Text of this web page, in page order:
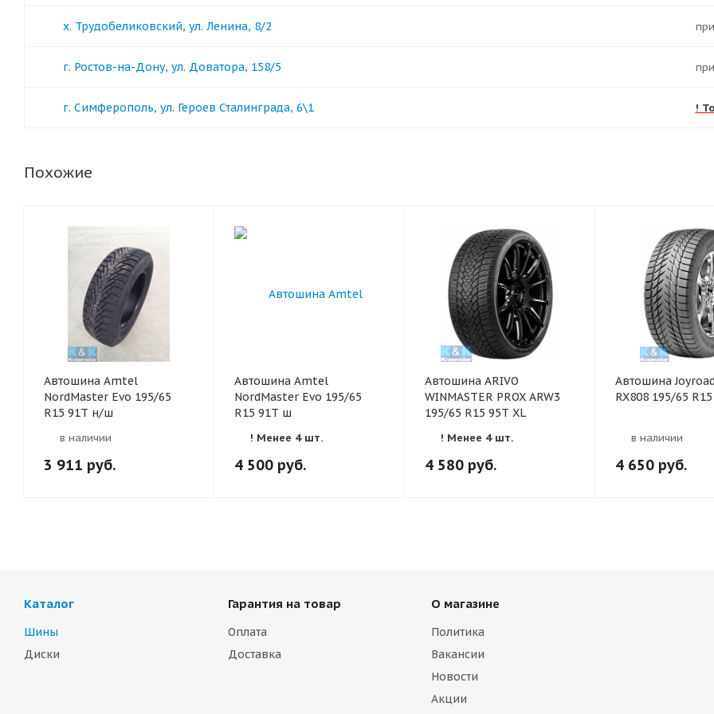
х. Трудобеликовский, ул. Ленина, 8/2
г. Ростов-на-Дону, ул. Доватора, 158/5
!
г. Симферополь, ул. Героев Сталинграда, 6\1
Похожие
Автошина Amtel
NordMaster Evo 195/65
R15 91T н/ш
в наличии
3 911 руб.
Автошина Amtel
NordMaster Evo 195/65
R15 91T ш
! Менее 4 шт.
4 500 руб.
Автошина ARIVO
WINMASTER PROX ARW3
195/65 R15 95T XL
! Менее 4 шт.
4 580 руб.
Автошина
RX808 195/65
в наличии
4 650 руб.
Каталог
Шины
Диски
Гарантия на товар
Оплата
Доставка
О магазине
Политика
Вакансии
Новости
Акции